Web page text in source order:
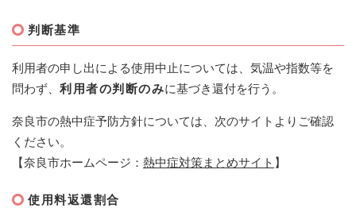
判断基準
利用者の申し出による使用中止については、気温や指数等を
問わず、 利用者の判断のみに基づき還付を行う。
奈良市の熱中症予防方針については、次のサイトよりご確認
ください。
【奈良市ホームページ： 熱中症対策まとめサイト 】
使用料返還割合